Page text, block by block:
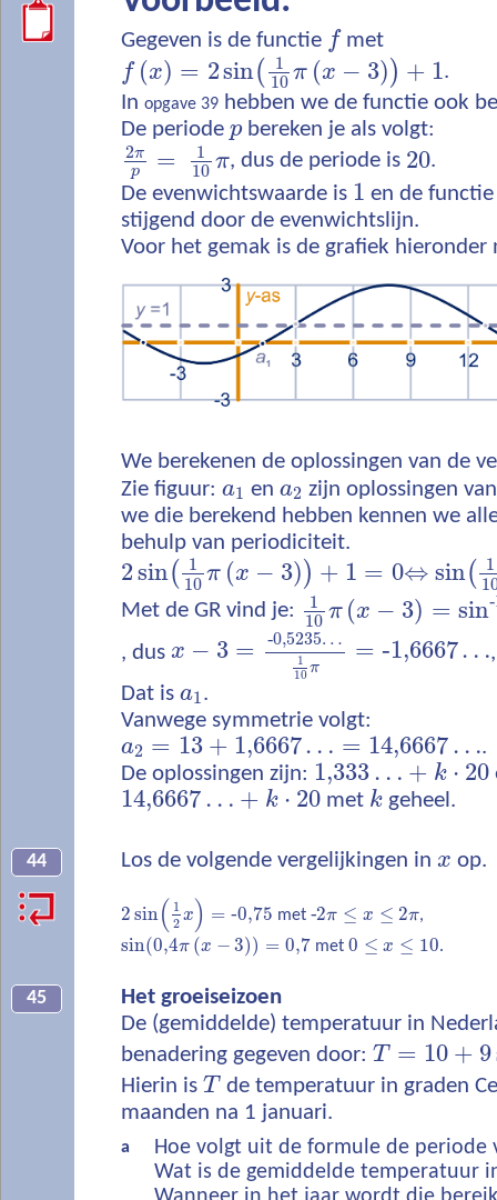
Gegeven is de functie f met
f (x) = 2sin(
1
10 π (x − 3)) + 1.
In opgave 39 hebben we de functie ook
De periode pbereken je als volgt:
2π
p
=
1
10 π, dus de periode is 20.
De evenwichtswaarde is 1 en de
stijgend door de evenwichtslijn.
Voor het gemak is de grafiek hieronder
We berekenen de oplossingen van de
Zie figuur: a1 ena2 zijn oplossingen
we die berekend hebben kennen we
behulp van periodiciteit.
2sin(
1
10 π (x − 3)) + 1 = 0⇔ sin(
1
Met de GR vind je:
1
10 π (x − 3) = sin‐
, dus x − 3 = ‐0,5235…
1
10 π
= ‐1,6667…
Dat is a1.
Vanwege symmetrie volgt:
a2 = 13 + 1,6667… = 14,6667….
De oplossingen zijn: 1,333… + k ⋅ 20
14,6667… + k ⋅ 20met kgeheel.
44 Los de volgende vergelijkingen in x op.
2 sin( 1
2 x) = ‐0,75 met ‐2π ≤ x ≤ 2π,
sin(0,4π (x − 3)) = 0,7 met 0 ≤ x ≤ 10.
45
Het groeiseizoen
De (gemiddelde) temperatuur in
benadering gegeven door: T = 10 + 9
Hierin is T de temperatuur in graden
maanden na 1 januari.
a
Hoe volgt uit de formule de periode
Wat is de gemiddelde temperatuur